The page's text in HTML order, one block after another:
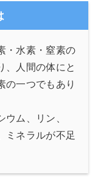
・水素・窒素の
、人間の体にと
の一つでもあり
ム、リン、
ミネラルが不足